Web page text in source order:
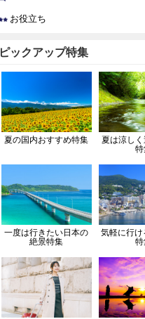
お役立ち
ピックアップ特集
夏の国内おすすめ特集
夏は涼し
一度は行きたい日本の
絶景特集
気軽に行